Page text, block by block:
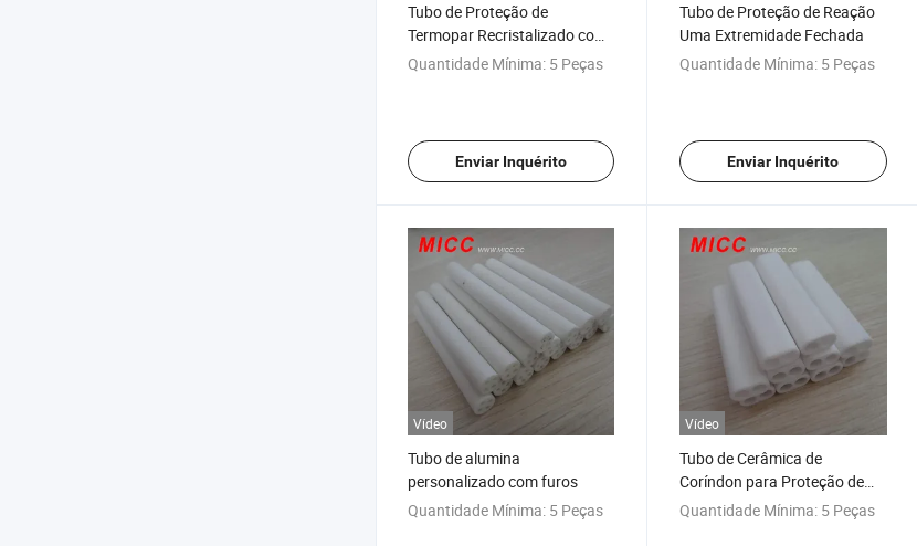
Tubo de Proteção de
Termopar Recristalizado com
o Melhor Preço
Quantidade Mínima: 5 Peças
Enviar Inquérito
Tubo de Proteção de Reação
Uma Extremidade Fechada
Quantidade Mínima: 5 Peças
Enviar Inquérito
Vídeo
Tubo de alumina
personalizado com furos
Quantidade Mínima: 5 Peças
Vídeo
Tubo de Cerâmica de
Coríndon para Proteção de
Termopar de Alta
Quantidade Mínima: 5 Peças